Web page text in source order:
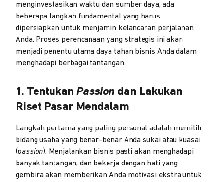
menginvestasikan waktu dan sumber daya, ada
beberapa langkah fundamental yang harus
dipersiapkan untuk menjamin kelancaran perjalanan
Anda. Proses perencanaan yang strategis ini akan
menjadi penentu utama daya tahan bisnis Anda dalam
menghadapi berbagai tantangan.
1. Tentukan Passion dan Lakukan
Riset Pasar Mendalam
Langkah pertama yang paling personal adalah memilih
bidang usaha yang benar-benar Anda sukai atau kuasai
(passion). Menjalankan bisnis pasti akan menghadapi
banyak tantangan, dan bekerja dengan hati yang
gembira akan memberikan Anda motivasi ekstra untuk